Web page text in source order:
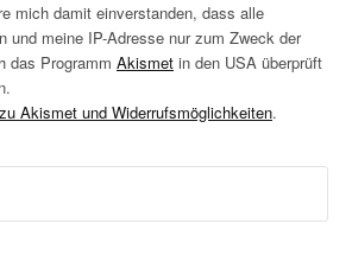
mich damit einverstanden, dass alle
und meine IP-Adresse nur zum Zweck der
das Programm Akismet in den USA überprüft
Akismet und Widerrufsmöglichkeiten.